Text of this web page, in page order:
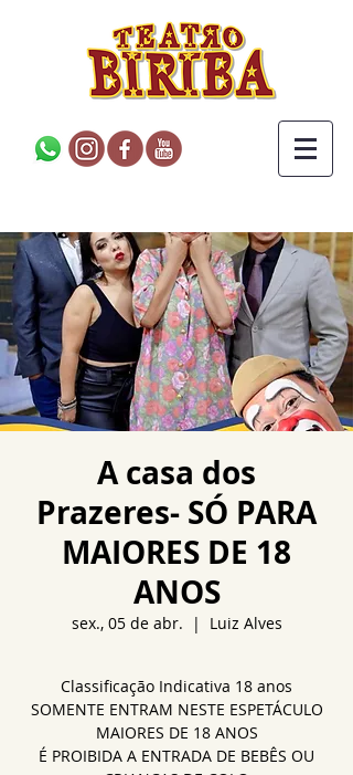
A casa dos
Prazeres- SÓ PARA
MAIORES DE 18
ANOS
sex., 05 de abr.
  |
Luiz Alves
Classificação Indicativa 18 anos
SOMENTE ENTRAM NESTE ESPETÁCULO
MAIORES DE 18 ANOS
É PROIBIDA A ENTRADA DE BEBÊS OU